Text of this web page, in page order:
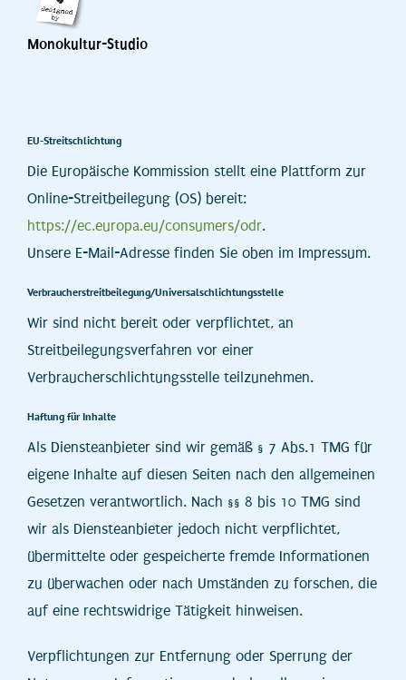
Monokultur-Studio
EU-Streitschlichtung
Die Europäische Kommission stellt eine Plattform zur
Online-Streitbeilegung (OS) bereit:
https://ec.europa.eu/consumers/odr.
Unsere E-Mail-Adresse finden Sie oben im Impressum.
Verbraucher­streit­beilegung/Universal­schlichtungs­stelle
Wir sind nicht bereit oder verpflichtet, an
Streitbeilegungsverfahren vor einer
Verbraucherschlichtungsstelle teilzunehmen.
Haftung für Inhalte
Als Diensteanbieter sind wir gemäß § 7 Abs.1 TMG für
eigene Inhalte auf diesen Seiten nach den allgemeinen
Gesetzen verantwortlich. Nach §§ 8 bis 10 TMG sind
wir als Diensteanbieter jedoch nicht verpflichtet,
übermittelte oder gespeicherte fremde Informationen
zu überwachen oder nach Umständen zu forschen, die
auf eine rechtswidrige Tätigkeit hinweisen.
Verpflichtungen zur Entfernung oder Sperrung der